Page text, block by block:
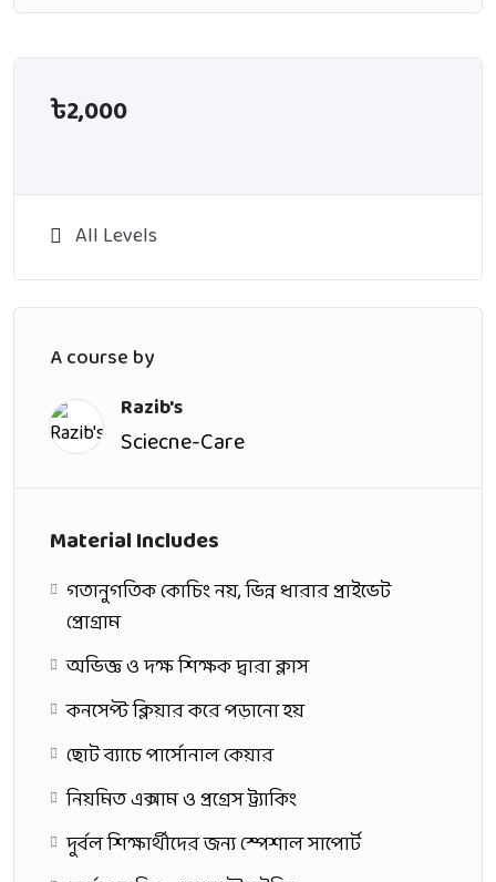
৳2,000
All Levels
A course by
Razib's
Sciecne-Care
Material Includes
গতানুগতিক কোচিং নয়, ভিন্ন ধারার প্রাইভেট
প্রোগ্রাম
অভিজ্ঞ ও দক্ষ শিক্ষক দ্বারা ক্লাস
কনসেপ্ট ক্লিয়ার করে পড়ানো হয়
ছোট ব্যাচে পার্সোনাল কেয়ার
নিয়মিত এক্সাম ও প্রগ্রেস ট্র্যাকিং
দুর্বল শিক্ষার্থীদের জন্য স্পেশাল সাপোর্ট